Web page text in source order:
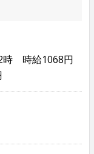
時 時給1068円